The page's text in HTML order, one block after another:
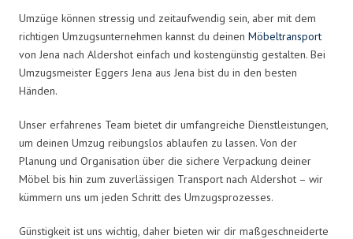
Umzüge können stressig und zeitaufwendig sein, aber mit dem
richtigen Umzugsunternehmen kannst du deinen Möbeltransport
von Jena nach Aldershot einfach und kostengünstig gestalten. Bei
Umzugsmeister Eggers Jena aus Jena bist du in den besten
Händen.
Unser erfahrenes Team bietet dir umfangreiche Dienstleistungen,
um deinen Umzug reibungslos ablaufen zu lassen. Von der
Planung und Organisation über die sichere Verpackung deiner
Möbel bis hin zum zuverlässigen Transport nach Aldershot – wir
kümmern uns um jeden Schritt des Umzugsprozesses.
Günstigkeit ist uns wichtig, daher bieten wir dir maßgeschneiderte